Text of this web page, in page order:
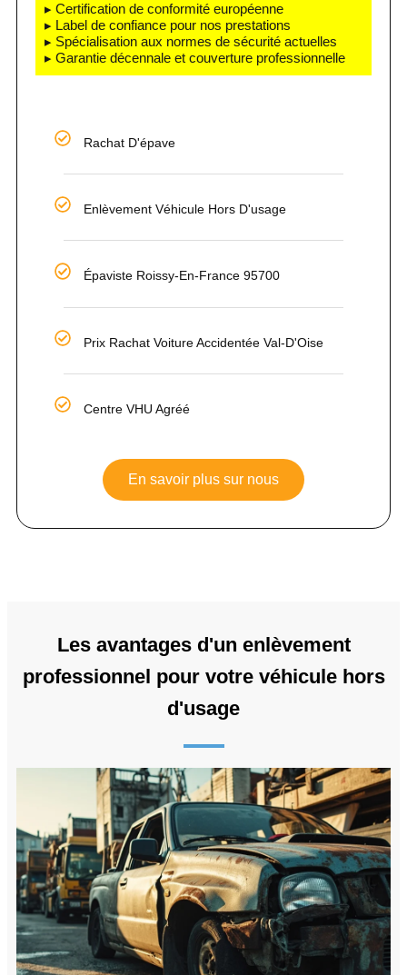
▸ Certification de conformité européenne
▸ Label de confiance pour nos prestations
▸ Spécialisation aux normes de sécurité actuelles
▸ Garantie décennale et couverture professionnelle
Rachat D'épave
Enlèvement Véhicule Hors D'usage
Épaviste Roissy-En-France 95700
Prix Rachat Voiture Accidentée Val-D'Oise
Centre VHU Agréé
En savoir plus sur nous
Les avantages d'un enlèvement
professionnel pour votre véhicule hors
d'usage